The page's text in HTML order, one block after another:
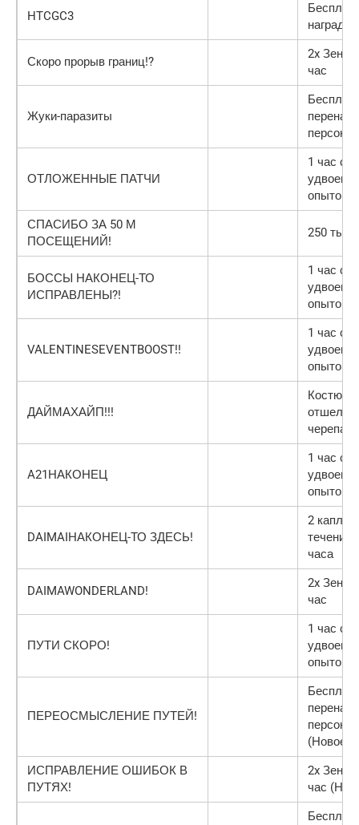
HTCGC3
награды
Скоро прорыв границ!?
2x Зени
час
Жуки-паразиты
ОТЛОЖЕННЫЕ ПАТЧИ
1 час с
опытом
СПАСИБО ЗА 50 М
ПОСЕЩЕНИЙ!
250 тыс.
БОССЫ НАКОНЕЦ-ТО
ИСПРАВЛЕНЫ?!
1 час с
опытом
VALENTINESEVENTBOOST!!
1 час с
опытом
ДАЙМАХАЙП!!!
Костюм
черепахи
A21НАКОНЕЦ
1 час с
опытом
DAIMAIНАКОНЕЦ-ТО ЗДЕСЬ!
2 капли в
течение
часа
DAIMAWONDERLAND!
2x Зени
час
ПУТИ СКОРО!
1 час с
опытом
ПЕРЕОСМЫСЛЕНИЕ ПУТЕЙ!
(Новое)
ИСПРАВЛЕНИЕ ОШИБОК В
ПУТЯХ!
2x Зени
час